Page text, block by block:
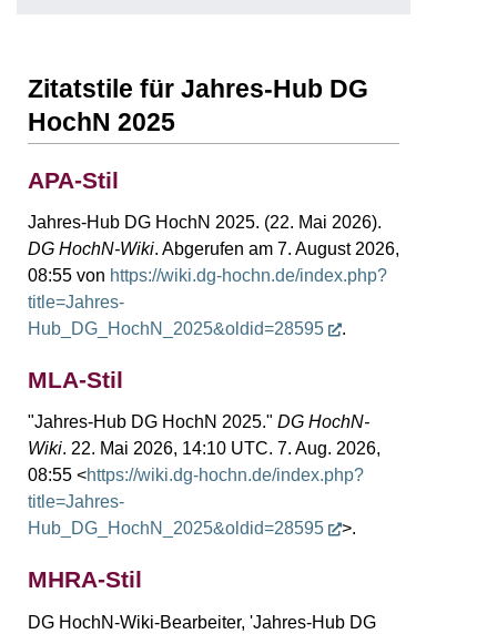
Zitatstile für Jahres-Hub DG
HochN 2025
APA-Stil
Jahres-Hub DG HochN 2025. (22. Mai 2026).
DG HochN-Wiki. Abgerufen am 7. August 2026,
08:55 von https://wiki.dg-hochn.de/index.php?
title=Jahres-
Hub_DG_HochN_2025&oldid=28595
.
MLA-Stil
"Jahres-Hub DG HochN 2025." DG HochN-
Wiki. 22. Mai 2026, 14:10 UTC. 7. Aug. 2026,
08:55 <https://wiki.dg-hochn.de/index.php?
title=Jahres-
Hub_DG_HochN_2025&oldid=28595
>.
MHRA-Stil
DG HochN-Wiki-Bearbeiter, 'Jahres-Hub DG